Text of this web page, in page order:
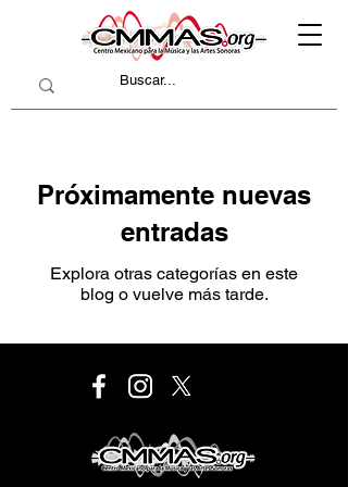
Próximamente nuevas
entradas
Explora otras categorías en este
blog o vuelve más tarde.